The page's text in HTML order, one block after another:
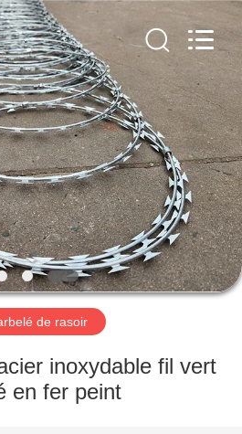
de rasoir
inoxydable fil vert
en fer peint